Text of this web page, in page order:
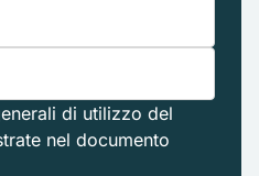
di utilizzo del
nel documento